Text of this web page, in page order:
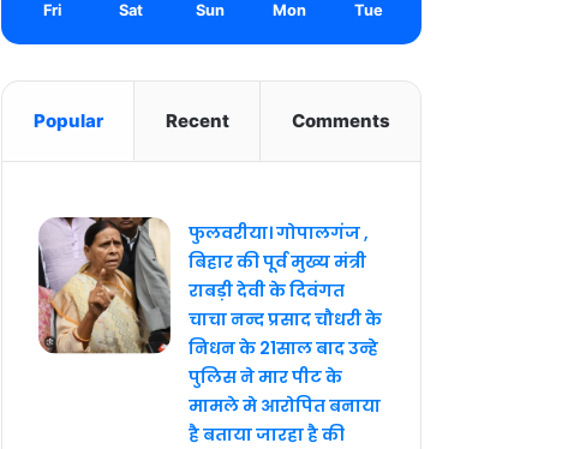
Fri Sat Sun Mon Tue
Popular Recent Comments
फुलवरीया। गोपालगंज ,
बिहार की पूर्व मुख्य मंत्री
राबड़ी देवी के दिवंगत
चाचा नन्द प्रसाद चौधरी के
निधन के 21साल बाद उन्हे
पुलिस ने मार पीट के
मामले मे आरोपित बनाया
है बताया जारहा है की